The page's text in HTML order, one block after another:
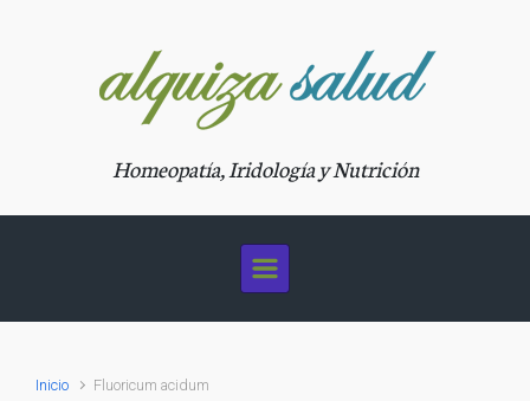
Homeopatía, Iridología y Nutrición
Inicio Fluoricum acidum